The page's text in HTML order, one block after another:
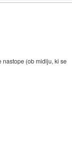
nastope (ob midiju, ki se